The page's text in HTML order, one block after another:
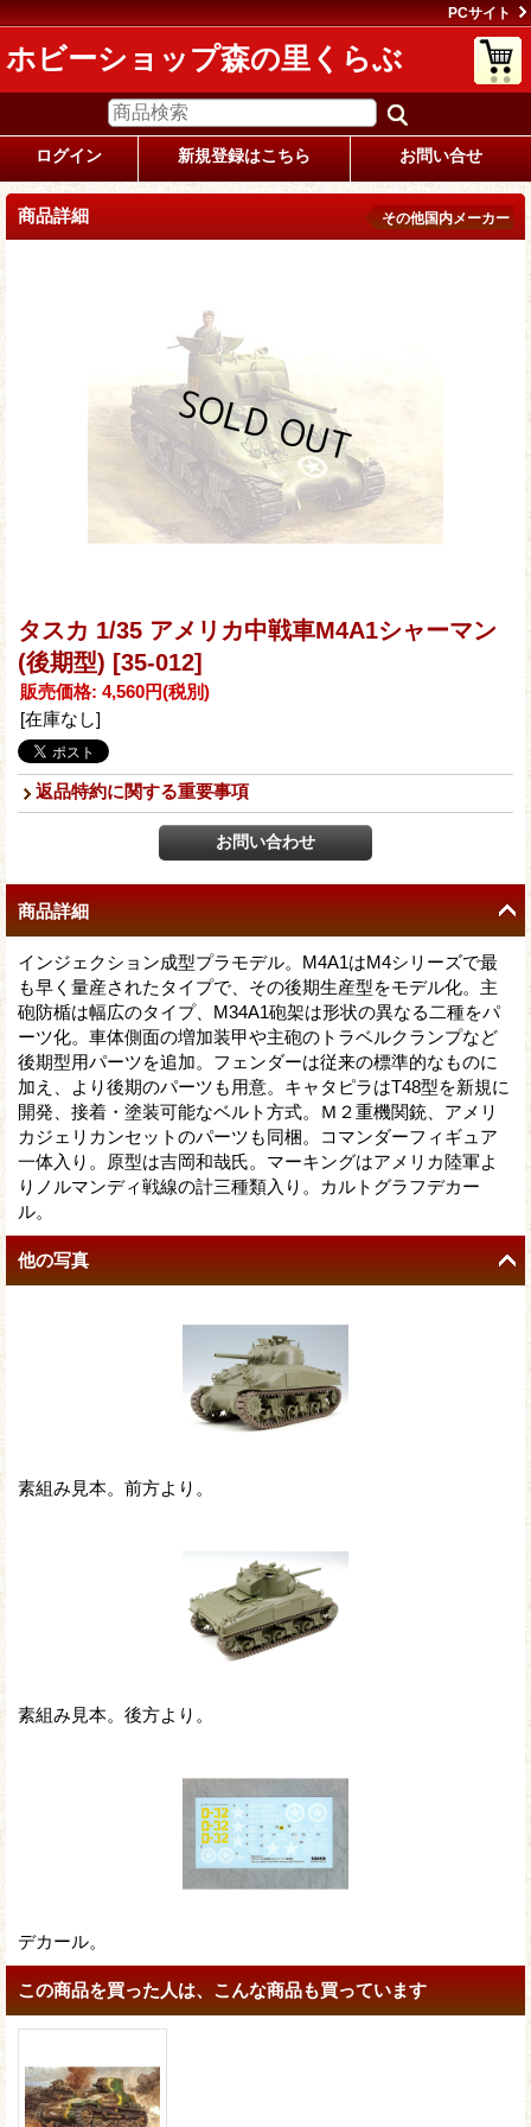
PCサイト
ホビーショップ森の里くらぶ
ログイン 新規登録はこちら お問い合せ
商品詳細 その他国内メーカー
タスカ 1/35 アメリカ中戦車M4A1シャーマン
(後期型) [35-012]
販売価格: 4,560円(税別)
[在庫なし]
返品特約に関する重要事項
商品詳細
インジェクション成型プラモデル。M4A1はM4シリーズで最
も早く量産されたタイプで、その後期生産型をモデル化。主
砲防楯は幅広のタイプ、M34A1砲架は形状の異なる二種をパ
ーツ化。車体側面の増加装甲や主砲のトラベルクランプなど
後期型用パーツを追加。フェンダーは従来の標準的なものに
加え、より後期のパーツも用意。キャタピラはT48型を新規に
開発、接着・塗装可能なベルト方式。Ｍ２重機関銃、アメリ
カジェリカンセットのパーツも同梱。コマンダーフィギュア
一体入り。原型は吉岡和哉氏。マーキングはアメリカ陸軍よ
りノルマンディ戦線の計三種類入り。カルトグラフデカー
ル。
他の写真
素組み見本。前方より。
素組み見本。後方より。
デカール。
この商品を買った人は、こんな商品も買っています